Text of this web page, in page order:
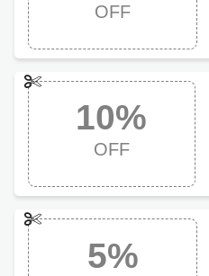
OFF
10%
OFF
5%